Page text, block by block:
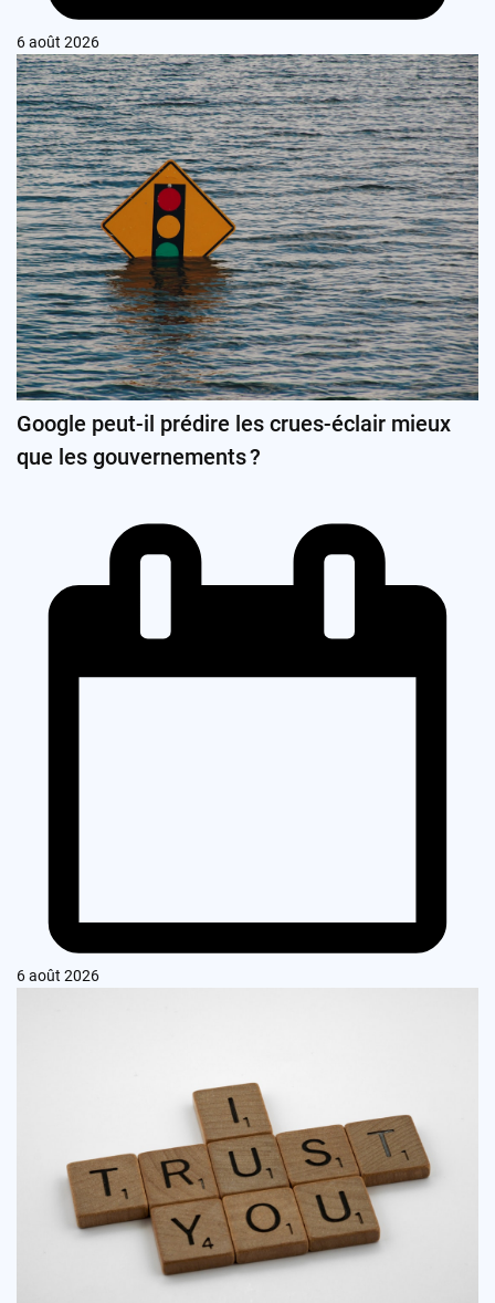
6 août 2026
Google peut-il prédire les crues-éclair mieux
que les gouvernements ?
6 août 2026